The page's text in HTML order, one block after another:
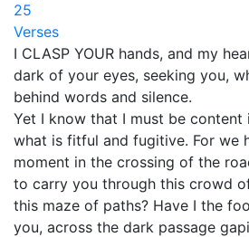
25
Verses
I CLASP YOUR hands, and my
dark of your eyes, seeking you,
behind words and silence.
Yet I know that I must be content
what is fitful and fugitive. For we
moment in the crossing of the
to carry you through this crowd
this maze of paths? Have I the
you, across the dark passage